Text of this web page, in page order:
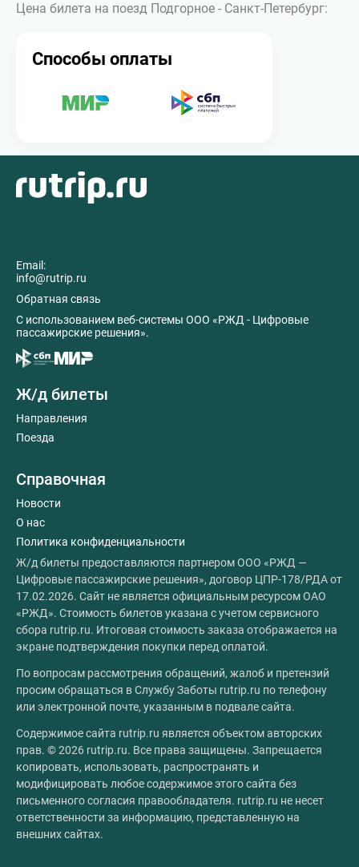
Цена билета на поезд Подгорное - Санкт-Петербург:
Способы оплаты
Email:
info@rutrip.ru
Обратная связь
C использованием веб-системы ООО «РЖД - Цифровые
пассажирские решения».
Ж/д билеты
Направления
Поезда
Справочная
Новости
О нас
Политика конфиденциальности
Ж/д билеты предоставляются партнером ООО «РЖД —
Цифровые пассажирские решения», договор ЦПР-178/РДА от
17.02.2026. Сайт не является официальным ресурсом ОАО
«РЖД». Стоимость билетов указана с учетом сервисного
сбора rutrip.ru. Итоговая стоимость заказа отображается на
экране подтверждения покупки перед оплатой.
По вопросам рассмотрения обращений, жалоб и претензий
просим обращаться в Службу Заботы rutrip.ru по телефону
или электронной почте, указанным в подвале сайта.
Содержимое сайта rutrip.ru является объектом авторских
прав. © 2026 rutrip.ru. Все права защищены. Запрещается
копировать, использовать, распространять и
модифицировать любое содержимое этого сайта без
письменного согласия правообладателя. rutrip.ru не несет
ответственности за информацию, представленную на
внешних сайтах.